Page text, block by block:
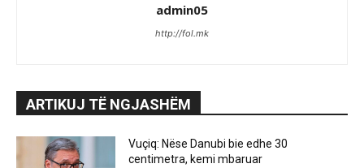
admin05
http://fol.mk
ARTIKUJ TË NGJASHËM
Vuçiq: Nëse Danubi bie edhe 30
centimetra, kemi mbaruar